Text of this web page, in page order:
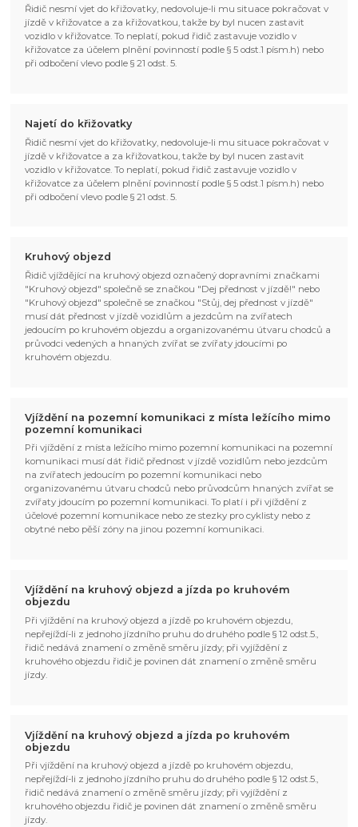
Řidič nesmí vjet do křižovatky, nedovoluje-li mu situace pokračovat v
jízdě v křižovatce a za křižovatkou, takže by byl nucen zastavit
vozidlo v křižovatce. To neplatí, pokud řidič zastavuje vozidlo v
křižovatce za účelem plnění povinností podle § 5 odst.1 písm.h) nebo
při odbočení vlevo podle § 21 odst. 5.
Najetí do křižovatky
Řidič nesmí vjet do křižovatky, nedovoluje-li mu situace pokračovat v
jízdě v křižovatce a za křižovatkou, takže by byl nucen zastavit
vozidlo v křižovatce. To neplatí, pokud řidič zastavuje vozidlo v
křižovatce za účelem plnění povinností podle § 5 odst.1 písm.h) nebo
při odbočení vlevo podle § 21 odst. 5.
Kruhový objezd
Řidič vjíždějící na kruhový objezd označený dopravními značkami
"Kruhový objezd" společně se značkou "Dej přednost v jízdě!" nebo
"Kruhový objezd" společně se značkou "Stůj, dej přednost v jízdě"
musí dát přednost v jízdě vozidlům a jezdcům na zvířatech
jedoucím po kruhovém objezdu a organizovanému útvaru chodců a
průvodci vedených a hnaných zvířat se zvířaty jdoucími po
kruhovém objezdu.
Vjíždění na pozemní komunikaci z místa ležícího mimo
pozemní komunikaci
Při vjíždění z místa ležícího mimo pozemní komunikaci na pozemní
komunikaci musí dát řidič přednost v jízdě vozidlům nebo jezdcům
na zvířatech jedoucím po pozemní komunikaci nebo
organizovanému útvaru chodců nebo průvodcům hnaných zvířat se
zvířaty jdoucím po pozemní komunikaci. To platí i při vjíždění z
účelové pozemní komunikace nebo ze stezky pro cyklisty nebo z
obytné nebo pěší zóny na jinou pozemní komunikaci.
Vjíždění na kruhový objezd a jízda po kruhovém
objezdu
Při vjíždění na kruhový objezd a jízdě po kruhovém objezdu,
nepřejíždí-li z jednoho jízdního pruhu do druhého podle § 12 odst.5.,
řidič nedává znamení o změně směru jízdy; při vyjíždění z
kruhového objezdu řidič je povinen dát znamení o změně směru
jízdy.
Vjíždění na kruhový objezd a jízda po kruhovém
objezdu
Při vjíždění na kruhový objezd a jízdě po kruhovém objezdu,
nepřejíždí-li z jednoho jízdního pruhu do druhého podle § 12 odst.5.,
řidič nedává znamení o změně směru jízdy; při vyjíždění z
kruhového objezdu řidič je povinen dát znamení o změně směru
jízdy.